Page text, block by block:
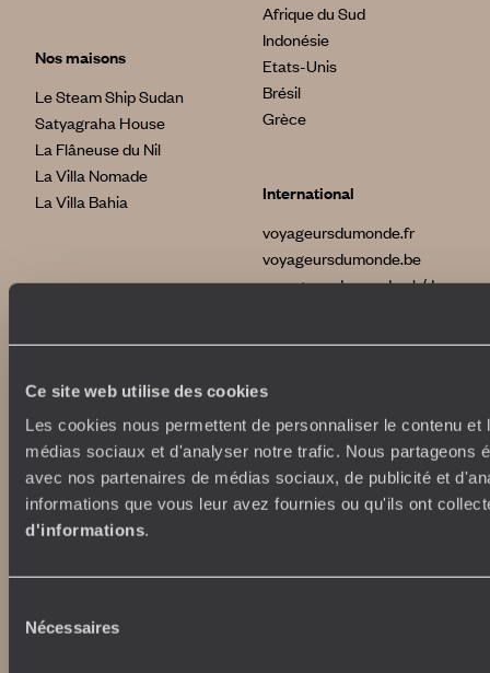
Ce site web utilise des cookies
Les cookies nous permettent de personnaliser le contenu
médias sociaux et d'analyser notre trafic. Nous partageons
avec nos partenaires de médias sociaux, de publicité et
informations que vous leur avez fournies ou qu'ils ont
d'informations.
Nécessaires
Nos maisons
Le Steam Ship Sudan
Satyagraha House
La Flâneuse du Nil
La Villa Nomade
La Villa Bahia
Afrique du Sud
Indonésie
Etats-Unis
Brésil
Grèce
International
voyageursdumonde.fr
voyageursdumonde.be
voyageursdumonde.ch/de
originaldiving.com
extraordinaryjourneys.com